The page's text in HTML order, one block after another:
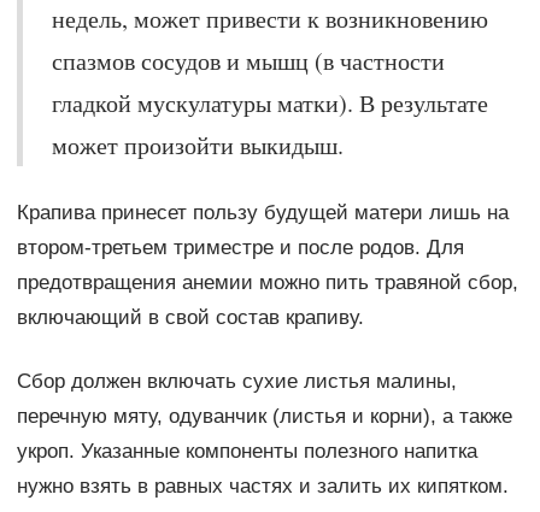
недель, может привести к возникновению
спазмов сосудов и мышц (в частности
гладкой мускулатуры матки). В результате
может произойти выкидыш.
Крапива принесет пользу будущей матери лишь на
втором-третьем триместре и после родов. Для
предотвращения анемии можно пить травяной сбор,
включающий в свой состав крапиву.
Сбор должен включать сухие листья малины,
перечную мяту, одуванчик (листья и корни), а также
укроп. Указанные компоненты полезного напитка
нужно взять в равных частях и залить их кипятком.